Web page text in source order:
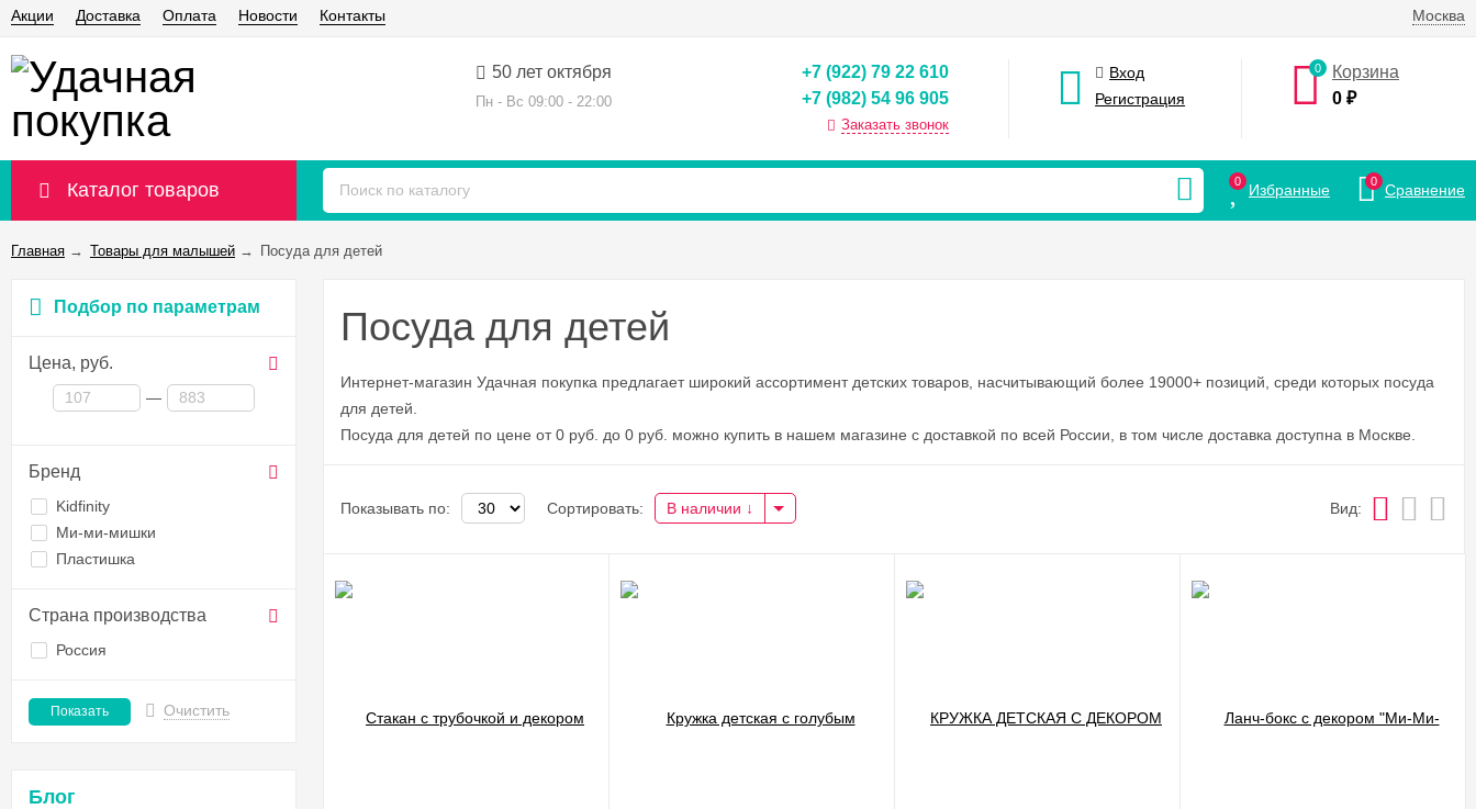
Москва
Акции Доставка Оплата Новости Контакты
50 лет октября
Пн - Вс 09:00 - 22:00
+7 (922) 79 22 610
+7 (982) 54 96 905
Заказать звонок
Вход
Регистрация
0
Корзина
0₽
Каталог товаров 0 Избранные 0 Сравнение
Главная → Товары для малышей → Посуда для детей
Подбор по параметрам
Цена, руб.
—
Бренд
Kidfinity
Ми-ми-мишки
Пластишка
Страна производства
Россия
Очистить
Блог
Посуда для детей
Интернет-магазин Удачная покупка предлагает широкий ассортимент детских товаров, насчитывающий более 19000+ позиций, среди которых посуда
для детей.
Посуда для детей по цене от 0 руб. до 0 руб. можно купить в нашем магазине с доставкой по всей России, в том числе доставка доступна в Москве.
Показывать по: Сортировать: В наличии Вид: